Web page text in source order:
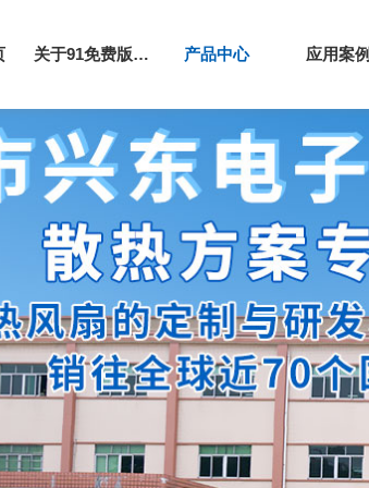
关于91免费版下载网站 产品中心 应用案例